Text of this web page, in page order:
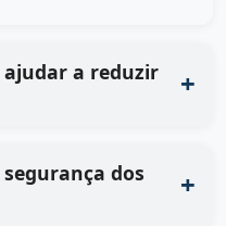
ajudar a reduzir
dos